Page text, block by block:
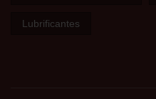
Lubrificantes